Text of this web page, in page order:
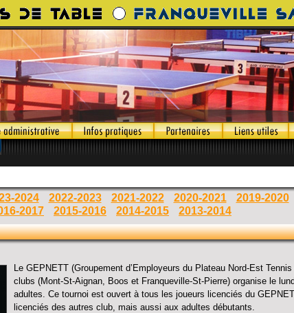
2024 2022-2023 2021-2022 2020-2021 2019-2020
2017
2015-2016 2014-2015
2013-2014
Le GEPNETT (Groupement d’Employeurs du Plateau Nord-Est
clubs (Mont-St-Aignan, Boos et Franqueville-St-Pierre) organise le
adultes. Ce tournoi est ouvert à tous les joueurs licenciés du
licenciés des autres club, mais aussi aux adultes débutants.